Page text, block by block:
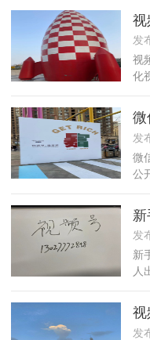
预
商
发
视
化
指
视
发
微
公
模
发
新
人
信
面
视
发